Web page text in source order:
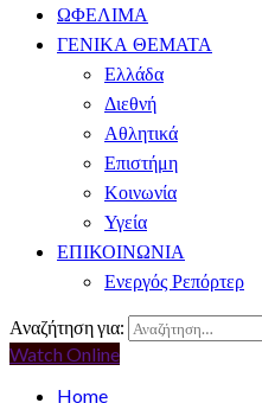
ΩΦΕΛΙΜΑ
ΓΕΝΙΚΑ ΘΕΜΑΤΑ
Ελλάδα
Διεθνή
Αθλητικά
Επιστήμη
Κοινωνία
Υγεία
ΕΠΙΚΟΙΝΩΝΙΑ
Ενεργός Ρεπόρτερ
Αναζήτηση για:
Watch Online
Home